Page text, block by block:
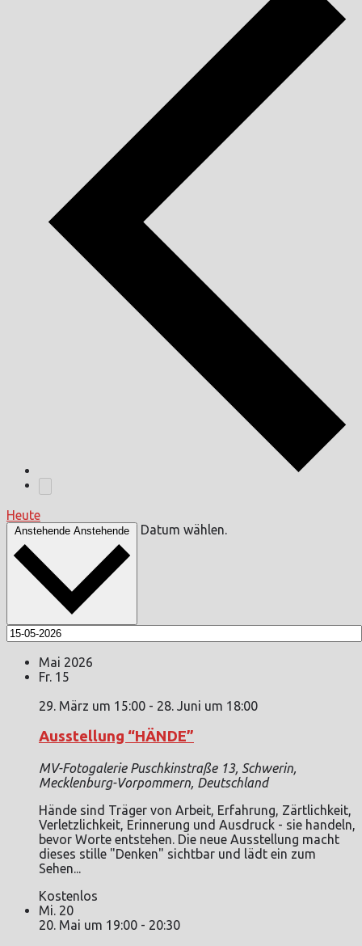
Heute
Anstehende Anstehende Datum wählen.
Mai 2026
Fr. 15
29. März um 15:00 - 28. Juni um 18:00
Ausstellung “HÄNDE”
MV-Fotogalerie Puschkinstraße 13, Schwerin,
Mecklenburg-Vorpommern, Deutschland
Hände sind Träger von Arbeit, Erfahrung, Zärtlichkeit,
Verletzlichkeit, Erinnerung und Ausdruck - sie handeln,
bevor Worte entstehen. Die neue Ausstellung macht
dieses stille "Denken" sichtbar und lädt ein zum
Sehen...
Kostenlos
Mi. 20
20. Mai um 19:00 - 20:30